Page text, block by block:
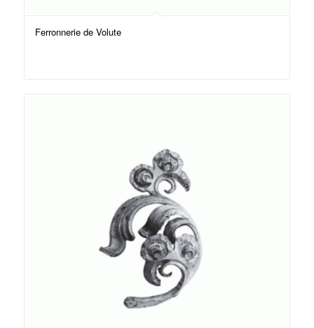
Ferronnerie de Volute